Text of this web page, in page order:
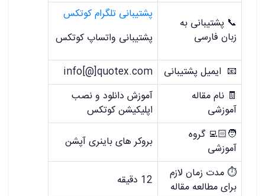
📞 پشتیبانی به
زبان فارسی
پشتیبانی تلگرام کوتکس
پشتیبانی واتساپ کوتکس
📧 ایمیل پشتیبانی
info[@]quotex.com
🧾 نام مقاله
آموزشی
آموزش دانلود و نصب
اپلیکیشن کوتکس
🧑🏻‍💻 گروه
آموزشی
بروکر های باینری آپشن
⏱️ مدت زمان لازم
برای مطالعه مقاله
12 دقیقه